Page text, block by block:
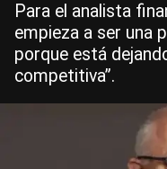
Para el analista
empieza a ser una
porque está
competitiva”.